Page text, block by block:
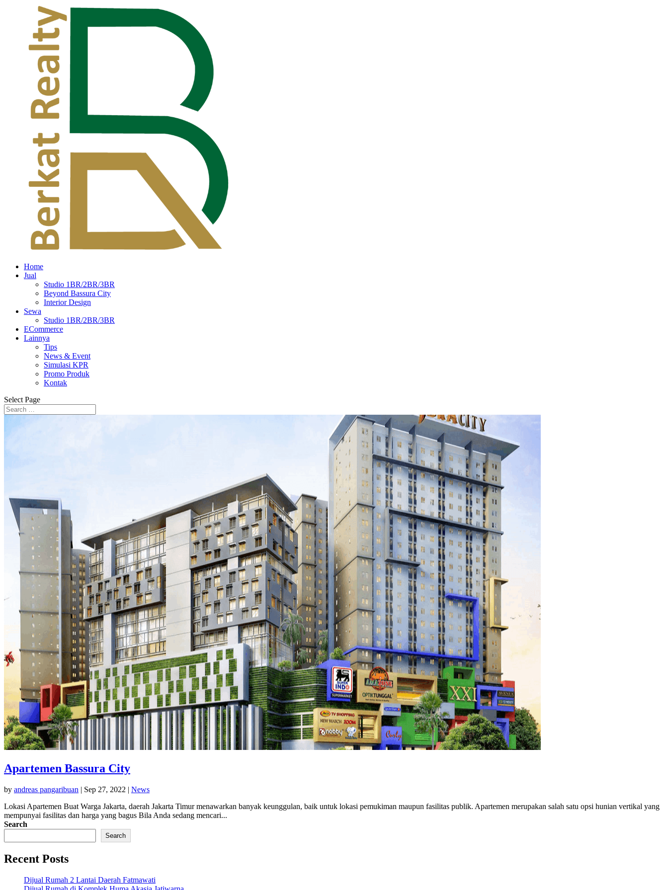
Home
Jual
Studio 1BR/2BR/3BR
Beyond Bassura City
Interior Design
Sewa
Studio 1BR/2BR/3BR
ECommerce
Lainnya
Tips
News & Event
Simulasi KPR
Promo Produk
Kontak
Select Page
Apartemen Bassura City
by andreas pangaribuan | Sep 27, 2022 | News
Lokasi Apartemen Buat Warga Jakarta, daerah Jakarta Timur menawarkan banyak keunggulan, baik untuk lokasi pemukiman maupun fasilitas publik. Apartemen merupakan salah satu opsi hunian vertikal yang
mempunyai fasilitas dan harga yang bagus Bila Anda sedang mencari...
Search
Search
Recent Posts
Dijual Rumah 2 Lantai Daerah Fatmawati